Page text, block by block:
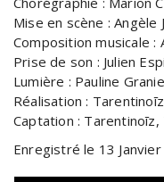
Mise en scène : Angèle
Composition musicale :
Prise de son : Julien
Lumière : Pauline
Réalisation : Tarentinoīz
Captation :
Enregistré le 13